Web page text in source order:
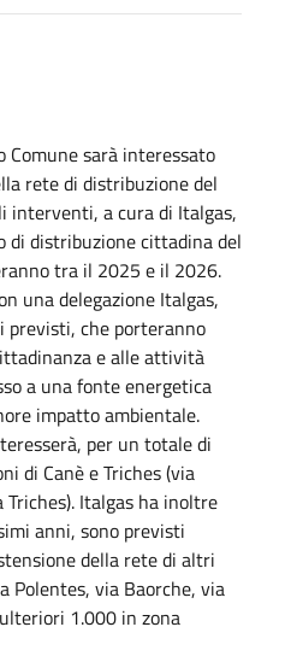
Comune sarà interessato
rete di distribuzione del
interventi, a cura di Italgas,
di distribuzione cittadina del
tra il 2025 e il 2026.
una delegazione Italgas,
che porteranno
e alle attività
a una fonte energetica
impatto ambientale.
per un totale di
di Canè e Triches (via
Triches). Italgas ha inoltre
anni, sono previsti
della rete di altri
Polentes, via Baorche, via
1.000 in zona